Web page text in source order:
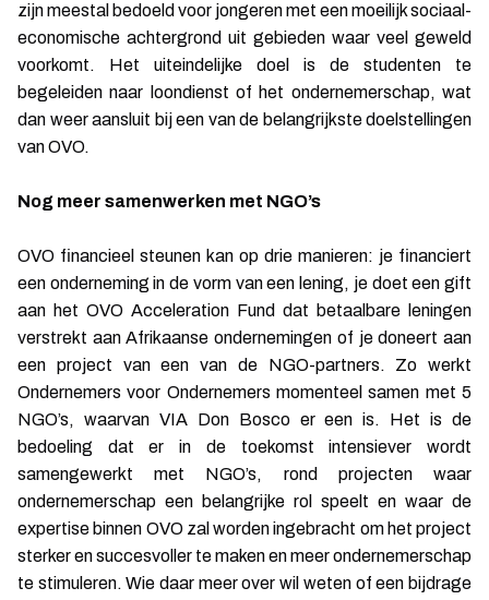
zijn meestal bedoeld voor jongeren met een moeilijk sociaal-
economische achtergrond uit gebieden waar veel geweld
voorkomt. Het uiteindelijke doel is de studenten te
begeleiden naar loondienst of het ondernemerschap, wat
dan weer aansluit bij een van de belangrijkste doelstellingen
van OVO.
Nog meer samenwerken met NGO’s
OVO financieel steunen kan op drie manieren: je financiert
een onderneming in de vorm van een lening, je doet een gift
aan het OVO Acceleration Fund dat betaalbare leningen
verstrekt aan Afrikaanse ondernemingen of je doneert aan
een project van een van de NGO-partners. Zo werkt
Ondernemers voor Ondernemers momenteel samen met 5
NGO’s, waarvan VIA Don Bosco er een is. Het is de
bedoeling dat er in de toekomst intensiever wordt
samengewerkt met NGO’s, rond projecten waar
ondernemerschap een belangrijke rol speelt en waar de
expertise binnen OVO zal worden ingebracht om het project
sterker en succesvoller te maken en meer ondernemerschap
te stimuleren. Wie daar meer over wil weten of een bijdrage